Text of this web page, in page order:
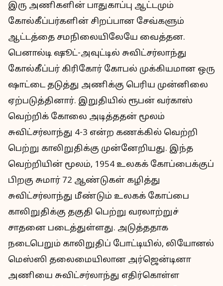
இரு அணிகளின் பாதுகாப்பு ஆட்டமும்
கோல்கீப்பர்களின் சிறப்பான சேவ்களும்
ஆட்டத்தை சமநிலையிலேயே வைத்தன.
பெனால்டி ஷூட்-அவுட்டில் சுவிட்சர்லாந்து
கோல்கீப்பர் கிரிகோர் கோபல் முக்கியமான ஒரு
ஷாட்டை தடுத்து அணிக்கு பெரிய முன்னிலை
ஏற்படுத்தினார். இறுதியில் ரூபன் வர்காஸ்
வெற்றிக் கோலை அடித்ததன் மூலம்
சுவிட்சர்லாந்து 4-3 என்ற கணக்கில் வெற்றி
பெற்று காலிறுதிக்கு முன்னேறியது. இந்த
வெற்றியின் மூலம், 1954 உலகக் கோப்பைக்குப்
பிறகு சுமார் 72 ஆண்டுகள் கழித்து
சுவிட்சர்லாந்து மீண்டும் உலகக் கோப்பை
காலிறுதிக்கு தகுதி பெற்று வரலாற்றுச்
சாதனை படைத்துள்ளது. அடுத்ததாக
நடைபெறும் காலிறுதிப் போட்டியில், லியோனல்
மெஸ்ஸி தலைமையிலான அர்ஜென்டினா
அணியை சுவிட்சர்லாந்து எதிர்கொள்ள